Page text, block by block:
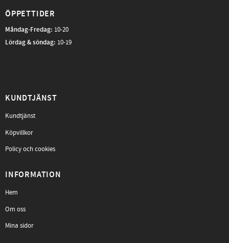
ÖPPETTIDER
Måndag-Fredag: 10-20
Lördag & söndag: 10-19
KUNDTJÄNST
Kundtjänst
Köpvillkor
Policy och cookies
INFORMATION
Hem
Om oss
Mina sidor